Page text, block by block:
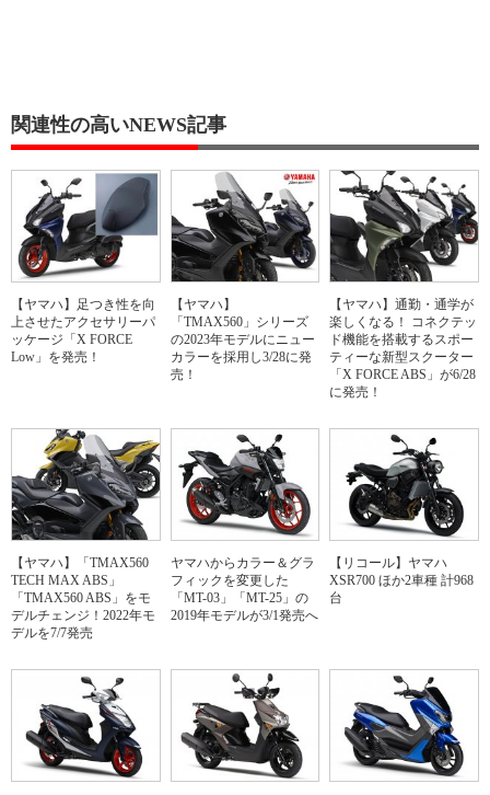
関連性の高いNEWS記事
【ヤマハ】足つき性を向
上させたアクセサリーパ
ッケージ「X FORCE
Low」を発売！
【ヤマハ】
「TMAX560」シリーズ
の2023年モデルにニュー
カラーを採用し3/28に発
売！
【ヤマハ】通勤・通学が
楽しくなる！ コネクテッ
ド機能を搭載するスポー
ティーな新型スクーター
「X FORCE ABS」が6/28
に発売！
【ヤマハ】「TMAX560
TECH MAX ABS」
「TMAX560 ABS」をモ
デルチェンジ！2022年モ
デルを7/7発売
ヤマハからカラー＆グラ
フィックを変更した
「MT-03」「MT-25」の
2019年モデルが3/1発売へ
【リコール】ヤマハ
XSR700 ほか2車種 計968
台